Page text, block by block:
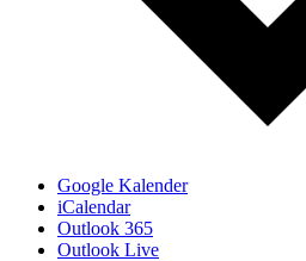
Google Kalender
iCalendar
Outlook 365
Outlook Live